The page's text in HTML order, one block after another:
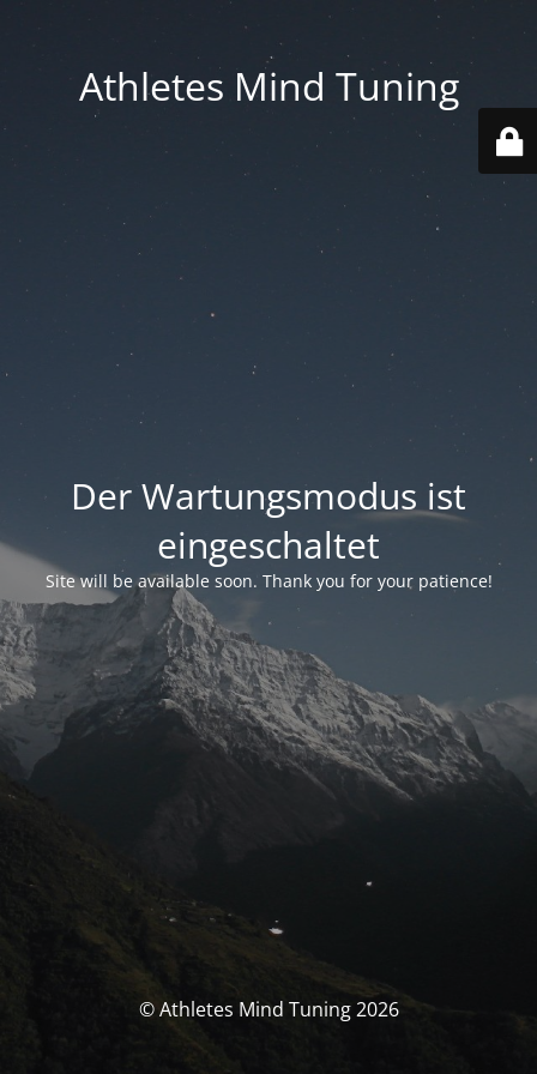
Athletes Mind Tuning
Der Wartungsmodus ist
eingeschaltet
Site will be available soon. Thank you for your patience!
© Athletes Mind Tuning 2026